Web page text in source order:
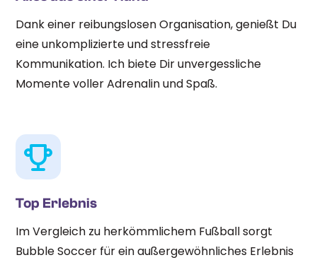
Dank einer reibungslosen Organisation, genießt Du
eine unkomplizierte und stressfreie
Kommunikation. Ich biete Dir unvergessliche
Momente voller Adrenalin und Spaß.
Top Erlebnis
Im Vergleich zu herkömmlichem Fußball sorgt
Bubble Soccer für ein außergewöhnliches Erlebnis